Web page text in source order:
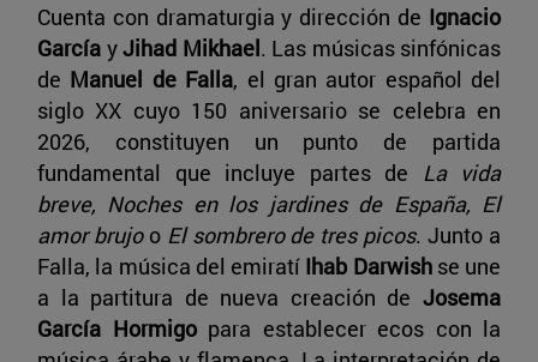
Cuenta con dramaturgia y dirección de Ignacio
García yJihad Mikhael. Las músicas sinfónicas
de Manuel de Falla, el gran autor español del
siglo XX cuyo 150 aniversario se celebra en
2026, constituyen un punto de partida
fundamental que incluye partes de La vida
breve, Noches en los jardines de España, El
amor brujo oEl sombrero de tres picos. Junto a
Falla, la música del emiratí Ihab Darwishse une
a la partitura de nueva creación de Josema
García Hormigopara establecer ecos con la